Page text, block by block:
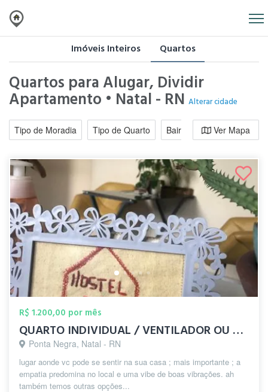
Imóveis Inteiros Quartos
Quartos para Alugar, Dividir
Apartamento • Natal - RN Alterar cidade
Tipo de Moradia Tipo de Quarto Bairro / RegiãoVer Mapa
R$ 1.200,00 por mês
QUARTO INDIVIDUAL / VENTILADOR OU DUPLO
Ponta Negra, Natal - RN
lugar aonde vc pode se sentir na sua casa ; mais importante ; a
empatia predomina no local e uma vibe de boas vibrações. ah
também temos outras opções...